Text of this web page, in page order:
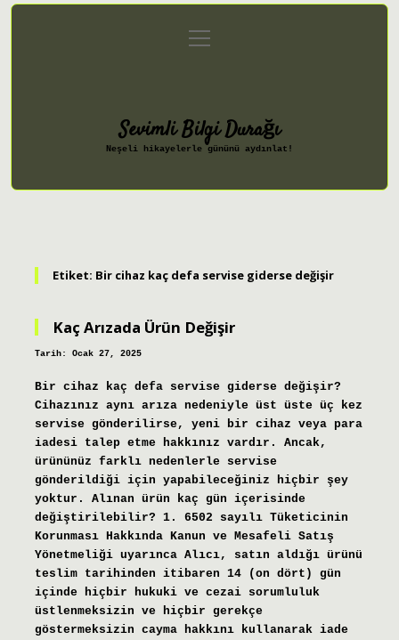
Gizlilik Politikası
menüyü
aç
Sevimli Bilgi Durağı
Neşeli hikayelerle gününü aydınlat!
Etiket: Bir cihaz kaç defa servise giderse değişir
Kaç Arızada Ürün Değişir
Tarih: Ocak 27, 2025
Bir cihaz kaç defa servise giderse değişir?
Cihazınız aynı arıza nedeniyle üst üste üç kez
servise gönderilirse, yeni bir cihaz veya para
iadesi talep etme hakkınız vardır. Ancak,
ürününüz farklı nedenlerle servise
gönderildiği için yapabileceğiniz hiçbir şey
yoktur. Alınan ürün kaç gün içerisinde
değiştirilebilir? 1. 6502 sayılı Tüketicinin
Korunması Hakkında Kanun ve Mesafeli Satış
Yönetmeliği uyarınca Alıcı, satın aldığı ürünü
teslim tarihinden itibaren 14 (on dört) gün
içinde hiçbir hukuki ve cezai sorumluluk
üstlenmeksizin ve hiçbir gerekçe
göstermeksizin cayma hakkını kullanarak iade